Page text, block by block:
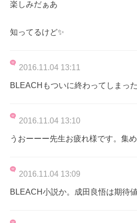
楽しみだぁあ
知ってるけど✨
2016.11.04 13:11
BLEACHもついに終わってしまっ
2016.11.04 13:10
うおーーー先生お疲れ様です。集
2016.11.04 13:09
BLEACH小説か。成田良悟は期待